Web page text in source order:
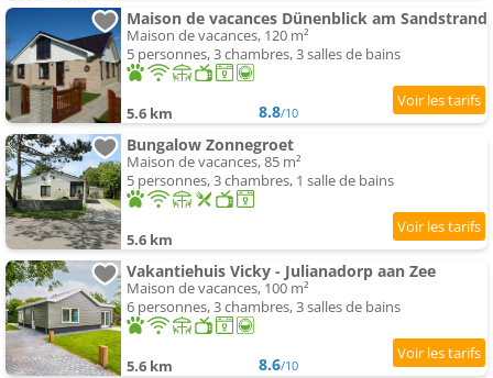
Maison de vacances Dünenblick am Sandstrand
Maison de vacances, 120 m²
5 personnes, 3 chambres, 3 salles de bains
5.6 km 8.8/10
Bungalow Zonnegroet
Maison de vacances, 85 m²
5 personnes, 3 chambres, 1 salle de bains
5.6 km
Vakantiehuis Vicky - Julianadorp aan Zee
Maison de vacances, 100 m²
6 personnes, 3 chambres, 3 salles de bains
5.6 km 8.6/10